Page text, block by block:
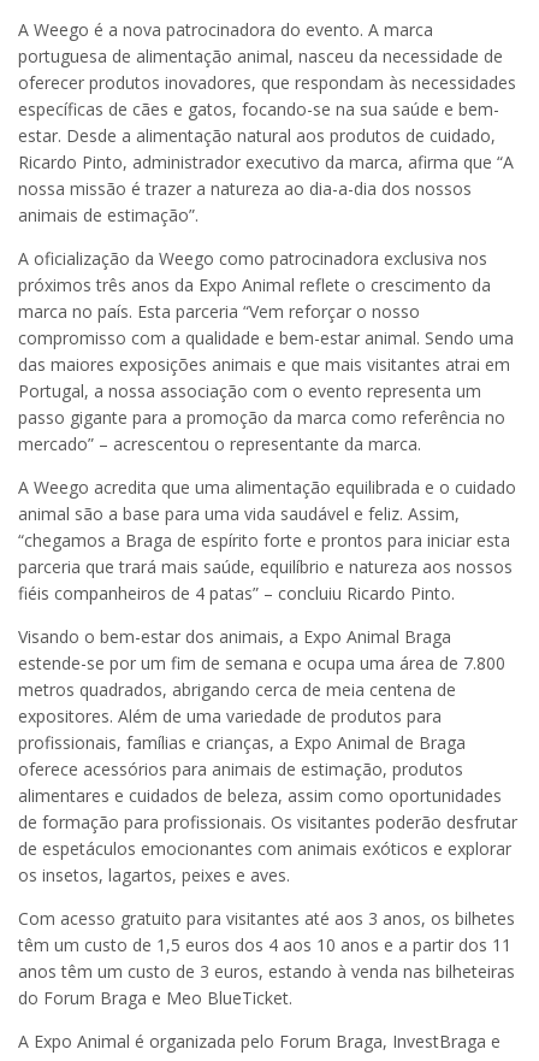
A Weego é a nova patrocinadora do evento. A marca
portuguesa de alimentação animal, nasceu da necessidade de
oferecer produtos inovadores, que respondam às necessidades
específicas de cães e gatos, focando-se na sua saúde e bem-
estar. Desde a alimentação natural aos produtos de cuidado,
Ricardo Pinto, administrador executivo da marca, afirma que “A
nossa missão é trazer a natureza ao dia-a-dia dos nossos
animais de estimação”.
A oficialização da Weego como patrocinadora exclusiva nos
próximos três anos da Expo Animal reflete o crescimento da
marca no país. Esta parceria “Vem reforçar o nosso
compromisso com a qualidade e bem-estar animal. Sendo uma
das maiores exposições animais e que mais visitantes atrai em
Portugal, a nossa associação com o evento representa um
passo gigante para a promoção da marca como referência no
mercado” – acrescentou o representante da marca.
A Weego acredita que uma alimentação equilibrada e o cuidado
animal são a base para uma vida saudável e feliz. Assim,
“chegamos a Braga de espírito forte e prontos para iniciar esta
parceria que trará mais saúde, equilíbrio e natureza aos nossos
fiéis companheiros de 4 patas” – concluiu Ricardo Pinto.
Visando o bem-estar dos animais, a Expo Animal Braga
estende-se por um fim de semana e ocupa uma área de 7.800
metros quadrados, abrigando cerca de meia centena de
expositores. Além de uma variedade de produtos para
profissionais, famílias e crianças, a Expo Animal de Braga
oferece acessórios para animais de estimação, produtos
alimentares e cuidados de beleza, assim como oportunidades
de formação para profissionais. Os visitantes poderão desfrutar
de espetáculos emocionantes com animais exóticos e explorar
os insetos, lagartos, peixes e aves.
Com acesso gratuito para visitantes até aos 3 anos, os bilhetes
têm um custo de 1,5 euros dos 4 aos 10 anos e a partir dos 11
anos têm um custo de 3 euros, estando à venda nas bilheteiras
do Forum Braga e Meo BlueTicket.
A Expo Animal é organizada pelo Forum Braga, InvestBraga e